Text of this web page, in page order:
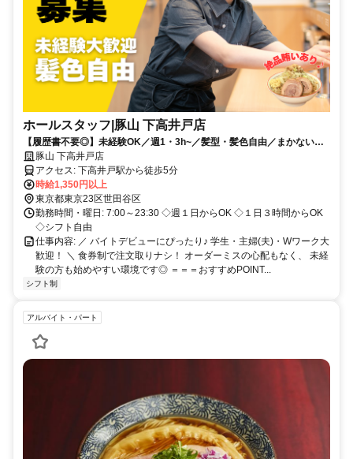
ホールスタッフ|豚山 下高井戸店
【履歴書不要◎】未経験OK／週1・3h~／髪型・髪色自由／まかないあ
り／WワークOK／学生・主婦(夫)活躍中／NO VISA SUPPORT
豚山 下高井戸店
アクセス: 下高井戸駅から徒歩5分
時給1,350円以上
東京都東京23区世田谷区
勤務時間・曜日: 7:00～23:30 ◇週１日からOK ◇１日３時間からOK
◇シフト自由
仕事内容: ／ バイトデビューにぴったり♪ 学生・主婦(夫)・Wワーク大
歓迎！ ＼ 食券制で注文取りナシ！ オーダーミスの心配もなく、 未経
験の方も始めやすい環境です◎ ＝＝＝おすすめPOINT...
シフト制
アルバイト・パート